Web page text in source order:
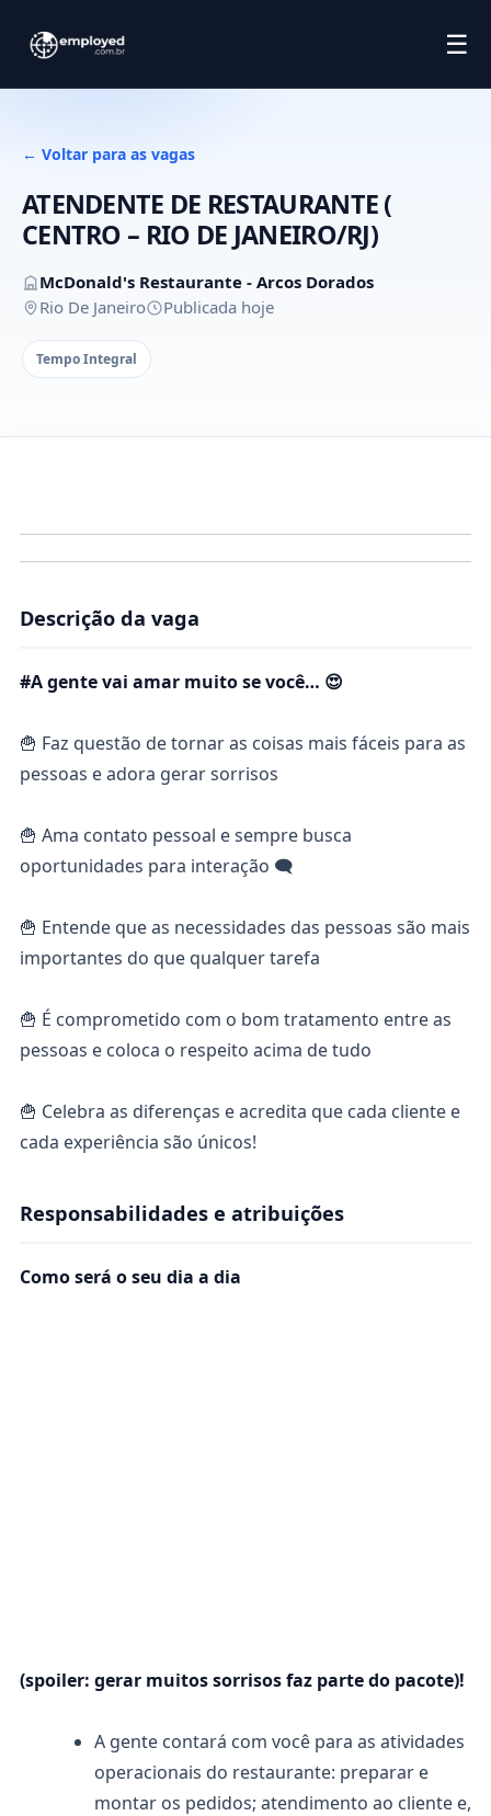
☰
← Voltar para as vagas
ATENDENTE DE RESTAURANTE (
CENTRO – RIO DE JANEIRO/RJ)
McDonald's Restaurante - Arcos Dorados
Rio De Janeiro
Publicada hoje
Tempo Integral
Descrição da vaga
#A gente vai amar muito se você… 😍
🍟 Faz questão de tornar as coisas mais fáceis para as
pessoas e adora gerar sorrisos
🍟 Ama contato pessoal e sempre busca
oportunidades para interação 🗨
🍟 Entende que as necessidades das pessoas são mais
importantes do que qualquer tarefa
🍟 É comprometido com o bom tratamento entre as
pessoas e coloca o respeito acima de tudo
🍟 Celebra as diferenças e acredita que cada cliente e
cada experiência são únicos!
Responsabilidades e atribuições
Como será o seu dia a dia
(spoiler: gerar muitos sorrisos faz parte do pacote)!
A gente contará com você para as atividades
operacionais do restaurante: preparar e
montar os pedidos; atendimento ao cliente e,